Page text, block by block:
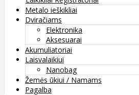
Metalo ieškikliai
Dviračiams
Elektronika
Aksesuarai
Akumuliatoriai
Laisvalaikiui
Nanobag
Žemės ūkiui / Namams
Pagalba